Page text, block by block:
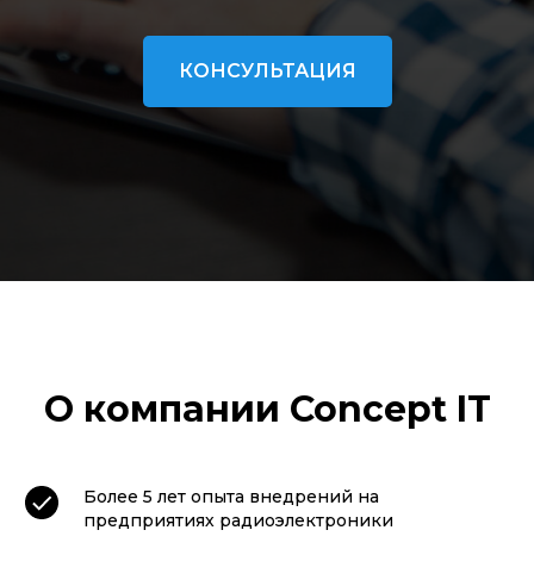
КОНСУЛЬТАЦИЯ
О компании Concept IT
Более 5 лет опыта внедрений на
предприятиях радиоэлектроники